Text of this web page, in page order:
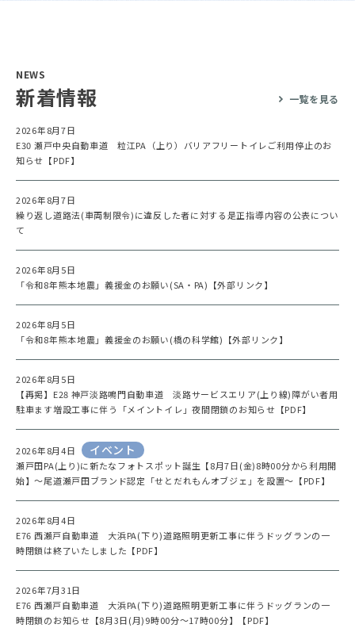
NEWS
新着情報 一覧を見る
2026年8月7日
E30 瀬戸中央自動車道 粒江PA（上り）バリアフリートイレご利用停止のお
知らせ【PDF】
2026年8月7日
繰り返し道路法(車両制限令)に違反した者に対する是正指導内容の公表につい
て
2026年8月5日
「令和8年熊本地震」義援金のお願い(SA・PA)【外部リンク】
2026年8月5日
「令和8年熊本地震」義援金のお願い(橋の科学館)【外部リンク】
2026年8月5日
【再掲】E28 神戸淡路鳴門自動車道 淡路サービスエリア(上り線)障がい者用
駐車ます増設工事に伴う「メイントイレ」夜間閉鎖のお知らせ【PDF】
2026年8月4日 イベント
瀬戸田PA(上り)に新たなフォトスポット誕生【8月7日(金)8時00分から利用開
始】～尾道瀬戸田ブランド認定「せとだれもんオブジェ」を設置～【PDF】
2026年8月4日
E76 西瀬戸自動車道 大浜PA(下り)道路照明更新工事に伴うドッグランの一
時閉鎖は終了いたしました【PDF】
2026年7月31日
E76 西瀬戸自動車道 大浜PA(下り)道路照明更新工事に伴うドッグランの一
時閉鎖のお知らせ【8月3日(月)9時00分～17時00分】【PDF】